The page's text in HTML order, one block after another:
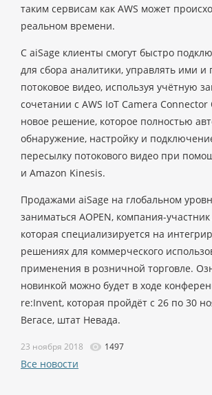
таким сервисам как AWS может
реальном времени.
С aiSage клиенты смогут быстро
для сбора аналитики, управлять ими и
потоковое видео, используя учётную
сочетании с AWS IoT Camera
новое решение, которое полностью
обнаружение, настройку и
пересылку потокового видео при
и Amazon Kinesis.
Продажами aiSage на глобальном
заниматься AOPEN, компания-
которая специализируется на
решениях для коммерческого
применения в розничной торговле.
новинкой можно будет в ходе
re:Invent, которая пройдёт с 26 по 30
Вегасе, штат Невада.
23 ноября 2018 1497
Все новости